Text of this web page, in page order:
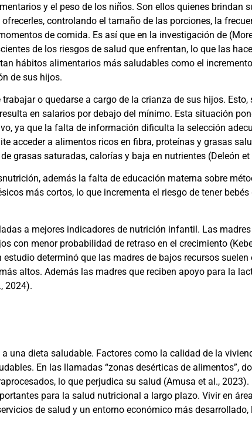
y el peso de los niños. Son ellos quienes brindan
controlando el tamaño de las porciones, la
de comida. Es así que en la investigación de
de los riesgos de salud que enfrentan, lo que las
hábitos alimentarios más saludables como el
de sus hijos.
o quedarse a cargo de la crianza de sus hijos. Esto,
en salarios por debajo del mínimo. Esta situación
ya que la falta de información dificulta la selección
acceder a alimentos ricos en fibra, proteínas y grasas
grasas saturadas, calorías y baja en nutrientes (Deleón
además la falta de educación materna sobre
más cortos, lo que incrementa el riesgo de tener bebés
a mejores indicadores de nutrición infantil. Las
con menor probabilidad de retraso en el crecimiento
determinó que las madres de bajos recursos
altos. Además las madres que reciben apoyo para la
2024).
una dieta saludable. Factores como la calidad de la
En las llamadas “zonas desérticas de alimentos”,
lo que perjudica su salud (Amusa et al., 2023).
para la salud nutricional a largo plazo. Vivir en
de salud y un entorno económico más desarrollado,